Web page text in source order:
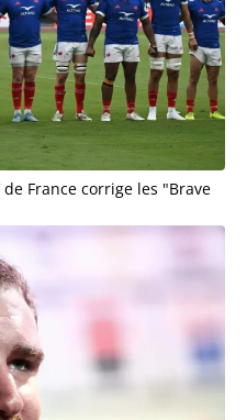
France corrige les "Brave